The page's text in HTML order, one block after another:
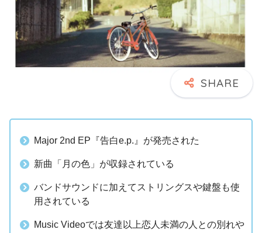
Major 2nd EP『告白e.p.』が発売された
新曲「月の色」が収録されている
バンドサウンドに加えてストリングスや鍵盤も使
用されている
Music Videoでは友達以上恋人未満の人との別れや